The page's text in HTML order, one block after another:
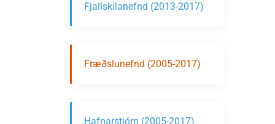
Fjallskilanefnd (2013-2017)
Fræðslunefnd (2005-2017)
Hafnarstjórn (2005-2017)